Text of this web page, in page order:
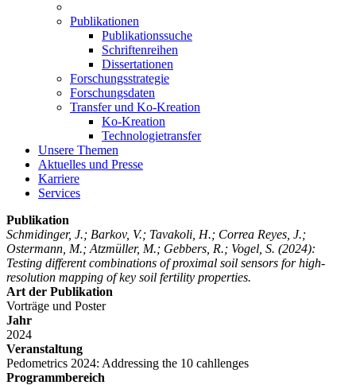
Publikationen
Publikationssuche
Schriftenreihen
Dissertationen
Forschungsstrategie
Forschungsdaten
Transfer und Ko-Kreation
Ko-Kreation
Technologietransfer
Unsere Themen
Aktuelles und Presse
Karriere
Services
Publikation
Schmidinger, J.; Barkov, V.; Tavakoli, H.; Correa Reyes, J.;
Ostermann, M.; Atzmüller, M.; Gebbers, R.; Vogel, S. (2024):
Testing different combinations of proximal soil sensors for high-
resolution mapping of key soil fertility properties.
Art der Publikation
Vorträge und Poster
Jahr
2024
Veranstaltung
Pedometrics 2024: Addressing the 10 cahllenges
Programmbereich